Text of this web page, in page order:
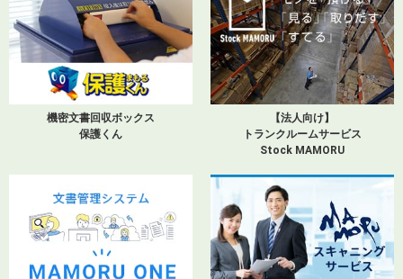
機密文書回収ボックス
保護くん
【法人向け】
トランクルームサービス
Stock MAMORU